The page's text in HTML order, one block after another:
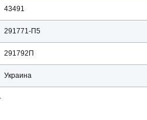
43491
291771-П5
291792П
Украина